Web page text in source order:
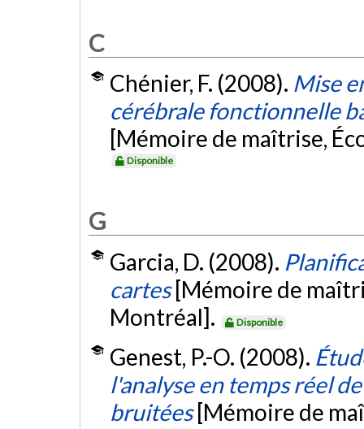
C
Chénier, F. (2008). Mise
cérébrale fonctionnelle
[Mémoire de maîtrise,
Disponible
G
Garcia, D. (2008).
cartes [Mémoire de
Montréal].
Disponible
Genest, P.-O. (2008).
l'analyse en temps réel
bruitées [Mémoire de